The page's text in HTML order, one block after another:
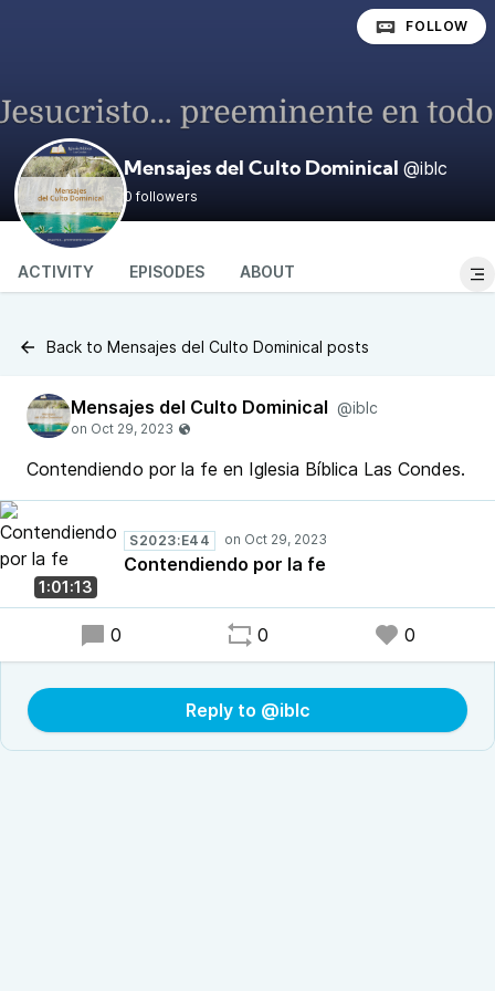
Mensajes del Culto Dominical @iblc
0 followers
FOLLOW
ACTIVITY EPISODES ABOUT
Back to Mensajes del Culto Dominical posts
Mensajes del Culto Dominical @iblc
Contendiendo por la fe en Iglesia Bíblica Las Condes.
1:01:13
S2023:E44
Contendiendo por la fe
0 0 0
Reply to @iblc